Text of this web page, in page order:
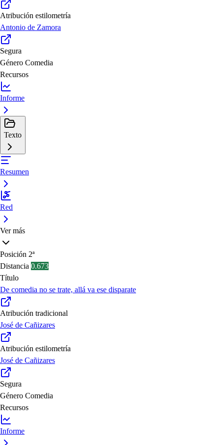
Atribución estilometría
Antonio de Zamora
Segura
Género Comedia
Recursos
Informe
Texto
Resumen
Red
Ver más
Posición 2ª
Distancia 0.673
Título
De comedia no se trate, allá va ese disparate
Atribución tradicional
José de Cañizares
Atribución estilometría
José de Cañizares
Segura
Género Comedia
Recursos
Informe